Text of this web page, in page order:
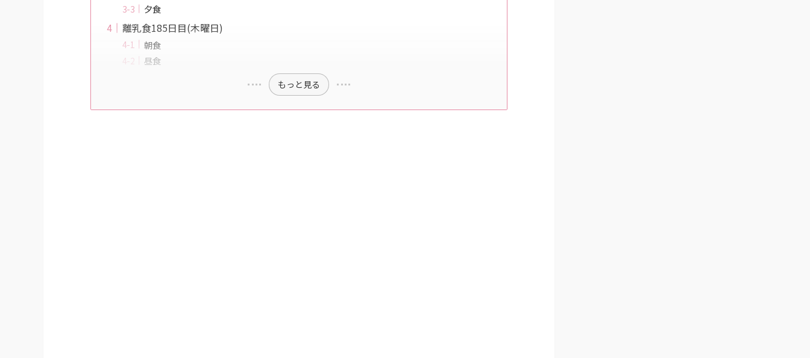
夕食
離乳食185日目(木曜日)
朝食
昼食
もっと見る